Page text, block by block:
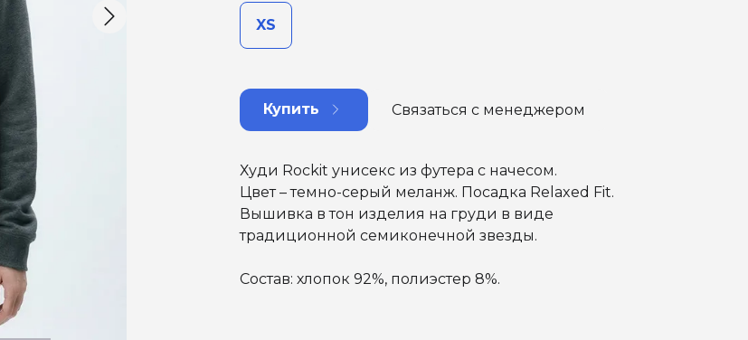
XS
Купить Связаться с менеджером
Худи Rockit унисекс из футера с начесом.
Цвет – темно-серый меланж. Посадка Relaxed Fit.
Вышивка в тон изделия на груди в виде
традиционной семиконечной звезды.
Состав: хлопок 92%, полиэстер 8%.